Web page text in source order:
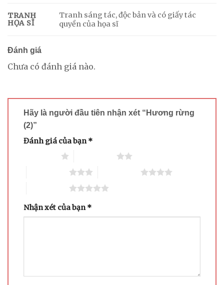
TRANH
HỌA SĨ
Tranh sáng tác, độc bản và có giấy tác
quyền của họa sĩ
Đánh giá
Chưa có đánh giá nào.
Hãy là người đầu tiên nhận xét “Hương rừng
(2)”
Đánh giá của bạn*
Nhận xét của bạn*